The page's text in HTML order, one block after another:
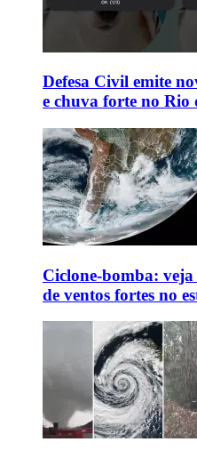
Defesa Civil emite
e chuva forte no Rio
Ciclone-bomba: veja
de ventos fortes no